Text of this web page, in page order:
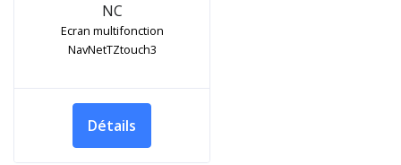
NC
Ecran multifonction
NavNetTZtouch3
Détails